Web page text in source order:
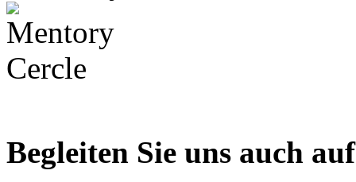
Begleiten Sie uns auch